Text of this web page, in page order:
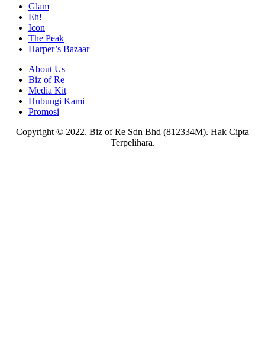
Glam
Eh!
Icon
The Peak
Harper’s Bazaar
About Us
Biz of Re
Media Kit
Hubungi Kami
Promosi
Copyright © 2022. Biz of Re Sdn Bhd (812334M). Hak Cipta
Terpelihara.